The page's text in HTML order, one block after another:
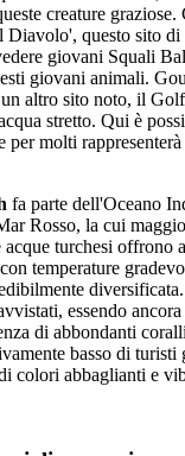
creature graziose.
Diavolo', questo sito
giovani Squali
giovani animali.
altro sito noto, il
stretto. Qui è
per molti
fa parte dell'Oceano
Rosso, la cui
turchesi offrono
temperature
essendo
di abbondanti
basso di turisti
colori abbaglianti e